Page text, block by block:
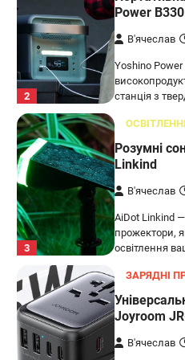
2
Power
В'ячеслав
Yoshino
станція з
3
Розумні
Linkind
В'ячеслав
AiDot Linkind
прожектори,
освітлення
ЗАРЯДНІ
Joyroom
В'ячеслав